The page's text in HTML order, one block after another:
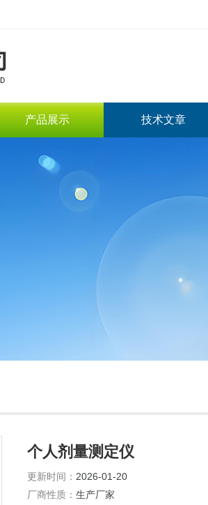
产品展示 技术文章
个人剂量测定仪
更新时间： 2026-01-20
厂商性质： 生产厂家